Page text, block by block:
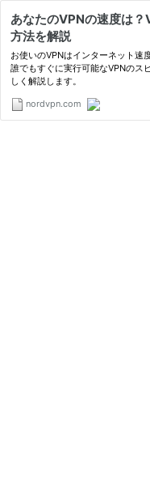
あなたのVPNの速度は？
方法を解説
お使いのVPNはインターネット速
誰でもすぐに実行可能なVPNのス
しく解説します。
nordvpn.com